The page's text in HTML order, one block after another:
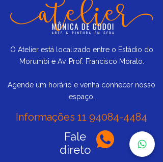
O Atelier está localizado entre o Estádio do
Morumbi e Av. Prof. Francisco Morato.
Agende um horário e venha conhecer nosso
espaço.
Informações 11 94084-4484
Fale
direto